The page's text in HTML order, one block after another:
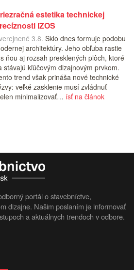
estetika technickej
IZOS
3.8. Sklo dnes formuje podobu
architektúry. Jeho obľuba rastie
ňou aj rozsah presklených plôch, ktoré
stávajú kľúčovým dizajnovým prvkom.
trend však prináša nové technické
veľké zasklenie musí zvládnuť
minimalizovať… ísť na článok
portál o stavebníctve,
dizajne. Našim poslaním je informovať
a aktuálnych trendoch v odbore.